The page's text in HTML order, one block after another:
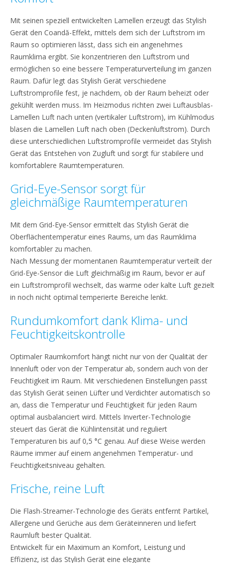
Mit seinen speziell entwickelten Lamellen erzeugt das Stylish
Gerät den Coandă-Effekt, mittels dem sich der Luftstrom im
Raum so optimieren lässt, dass sich ein angenehmes
Raumklima ergibt. Sie konzentrieren den Luftstrom und
ermöglichen so eine bessere Temperaturverteilung im ganzen
Raum. Dafür legt das Stylish Gerät verschiedene
Luftstromprofile fest, je nachdem, ob der Raum beheizt oder
gekühlt werden muss. Im Heizmodus richten zwei Luftausblas-
Lamellen Luft nach unten (vertikaler Luftstrom), im Kühlmodus
blasen die Lamellen Luft nach oben (Deckenluftstrom). Durch
diese unterschiedlichen Luftstromprofile vermeidet das Stylish
Gerät das Entstehen von Zugluft und sorgt für stabilere und
komfortablere Raumtemperaturen.
Grid-Eye-Sensor sorgt für
gleichmäßige Raumtemperaturen
Mit dem Grid-Eye-Sensor ermittelt das Stylish Gerät die
Oberflächentemperatur eines Raums, um das Raumklima
komfortabler zu machen.
Nach Messung der momentanen Raumtemperatur verteilt der
Grid-Eye-Sensor die Luft gleichmäßig im Raum, bevor er auf
ein Luftstromprofil wechselt, das warme oder kalte Luft gezielt
in noch nicht optimal temperierte Bereiche lenkt.
Rundumkomfort dank Klima- und
Feuchtigkeitskontrolle
Optimaler Raumkomfort hängt nicht nur von der Qualität der
Innenluft oder von der Temperatur ab, sondern auch von der
Feuchtigkeit im Raum. Mit verschiedenen Einstellungen passt
das Stylish Gerät seinen Lüfter und Verdichter automatisch so
an, dass die Temperatur und Feuchtigkeit für jeden Raum
optimal ausbalanciert wird. Mittels Inverter-Technologie
steuert das Gerät die Kühlintensität und reguliert
Temperaturen bis auf 0,5 °C genau. Auf diese Weise werden
Räume immer auf einem angenehmen Temperatur- und
Feuchtigkeitsniveau gehalten.
Frische, reine Luft
Die Flash-Streamer-Technologie des Geräts entfernt Partikel,
Allergene und Gerüche aus dem Geräteinneren und liefert
Raumluft bester Qualität.
Entwickelt für ein Maximum an Komfort, Leistung und
Effizienz, ist das Stylish Gerät eine elegante